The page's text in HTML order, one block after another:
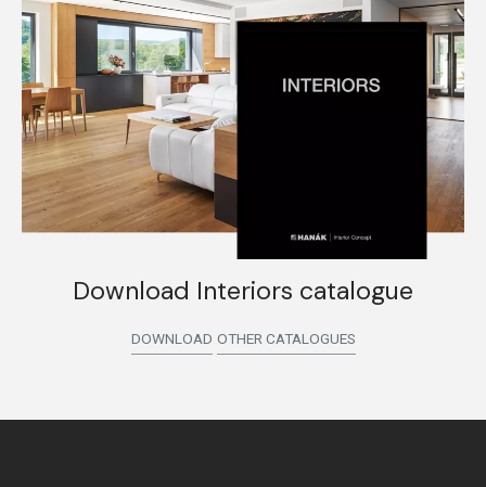
Download Interiors catalogue
DOWNLOAD OTHER CATALOGUES